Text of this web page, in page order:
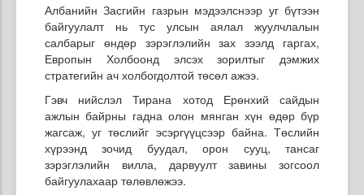
Албанийн Засгийн газрын мэдээлснээр уг бүтээн
байгуулалт нь тус улсын аялал жуулчлалын
салбарыг өндөр зэрэглэлийн зах зээлд гаргах,
Европын Холбоонд элсэх зорилтыг дэмжих
стратегийн ач холбогдолтой төсөл ажээ.
Гэвч нийслэл Тирана хотод Ерөнхий сайдын
ажлын байрны гадна олон мянган хүн өдөр бүр
жагсаж, уг төслийг эсэргүүцсээр байна. Төслийн
хүрээнд зочид буудал, орон сууц, тансаг
зэрэглэлийн вилла, дарвуулт завины зогсоол
байгуулахаар төлөвлөжээ.